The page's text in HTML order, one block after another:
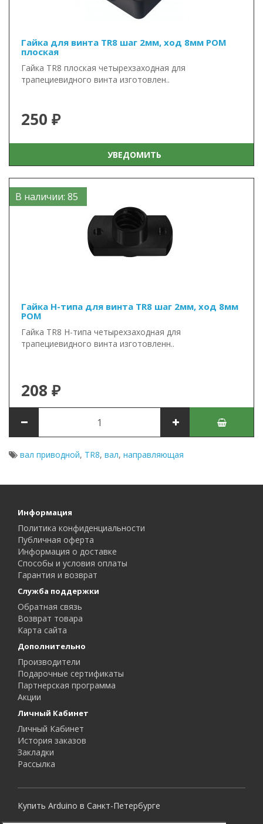
Гайка для винта TR8 шаг 2мм, ход 8мм POM
плоская
Гайка TR8 плоская четырехзаходная для
трапециевидного винта изготовлен..
250 ₽
УВЕДОМИТЬ
В наличии: 85
Гайка Н-типа для винта TR8 шаг 2мм, ход 8мм
POM
Гайка TR8 Н-типа четырехзаходная для
трапециевидного винта изготовленн..
208 ₽
вал приводной, TR8, вал, направляющая
Информация
Политика конфиденциальности
Публичная оферта
Информация о доставке
Способы и условия оплаты
Гарантия и возврат
Служба поддержки
Обратная связь
Возврат товара
Карта сайта
Дополнительно
Производители
Подарочные сертификаты
Партнерская программа
Акции
Личный Кабинет
Личный Кабинет
История заказов
Закладки
Рассылка
Купить Arduino в Санкт-Петербурге